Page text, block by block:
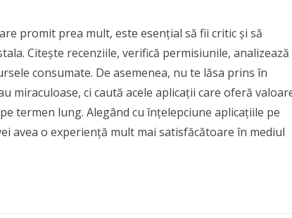
promit prea mult, este esențial să fii critic și să
Citește recenziile, verifică permisiunile, analizează
consumate. De asemenea, nu te lăsa prins în
miraculoase, ci caută acele aplicații care oferă
termen lung. Alegând cu înțelepciune aplicațiile pe
avea o experiență mult mai satisfăcătoare în mediul